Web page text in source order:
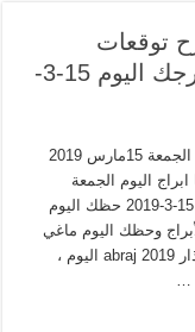
ماغي فرح توقعات
الأبراج الجمعة 15مارس 2019 برجك اليوم 15-3-
حظك اليوم 15-3-2019 ماغي فرح توقعات الأبراج الجمعة 15مارس 2019
ابراج اليوم الجمعة
15مارس 2019، وأهم توقعات أبراج اليوم الجمعة 15-3-2019 حظك اليوم
الأبراج وحظك اليوم ماغي
فرح حظك في الحب اليوم الجمعة 15مارس – آذار 2019 abraj اليوم ،